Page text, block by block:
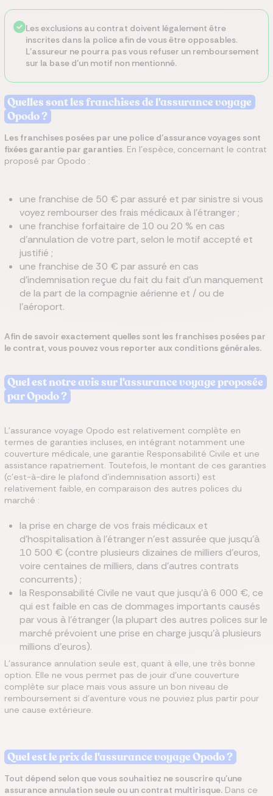
Les exclusions au contrat doivent légalement être
inscrites dans la police afin de vous être opposables.
L’assureur ne pourra pas vous refuser un remboursement
sur la base d’un motif non mentionné.
Quelles sont les franchises de l'assurance voyage
Opodo ?
Les franchises posées par une police d’assurance voyages sont
fixées garantie par garanties. En l’espèce, concernant le contrat
proposé par Opodo :
une franchise de 50 € par assuré et par sinistre si vous
voyez rembourser des frais médicaux à l’étranger ;
une franchise forfaitaire de 10 ou 20 % en cas
d’annulation de votre part, selon le motif accepté et
justifié ;
une franchise de 30 € par assuré en cas
d’indemnisation reçue du fait du fait d’un manquement
de la part de la compagnie aérienne et / ou de
l’aéroport.
Afin de savoir exactement quelles sont les franchises posées par
le contrat, vous pouvez vous reporter aux conditions générales.
Quel est notre avis sur l'assurance voyage proposée
par Opodo ?
L’assurance voyage Opodo est relativement complète en
termes de garanties incluses, en intégrant notamment une
couverture médicale, une garantie Responsabilité Civile et une
assistance rapatriement. Toutefois, le montant de ces garanties
(c’est-à-dire le plafond d’indemnisation assorti) est
relativement faible, en comparaison des autres polices du
marché :
la prise en charge de vos frais médicaux et
d’hospitalisation à l’étranger n’est assurée que jusqu’à
10 500 € (contre plusieurs dizaines de milliers d’euros,
voire centaines de milliers, dans d’autres contrats
concurrents) ;
la Responsabilité Civile ne vaut que jusqu’à 6 000 €, ce
qui est faible en cas de dommages importants causés
par vous à l’étranger (la plupart des autres polices sur le
marché prévoient une prise en charge jusqu’à plusieurs
millions d’euros).
L’assurance annulation seule est, quant à elle, une très bonne
option. Elle ne vous permet pas de jouir d’une couverture
complète sur place mais vous assure un bon niveau de
remboursement si d’aventure vous ne pouviez plus partir pour
une cause extérieure.
Quel est le prix de l'assurance voyage Opodo ?
Tout dépend selon que vous souhaitiez ne souscrire qu’une
assurance annulation seule ou un contrat multirisque. Dans ce